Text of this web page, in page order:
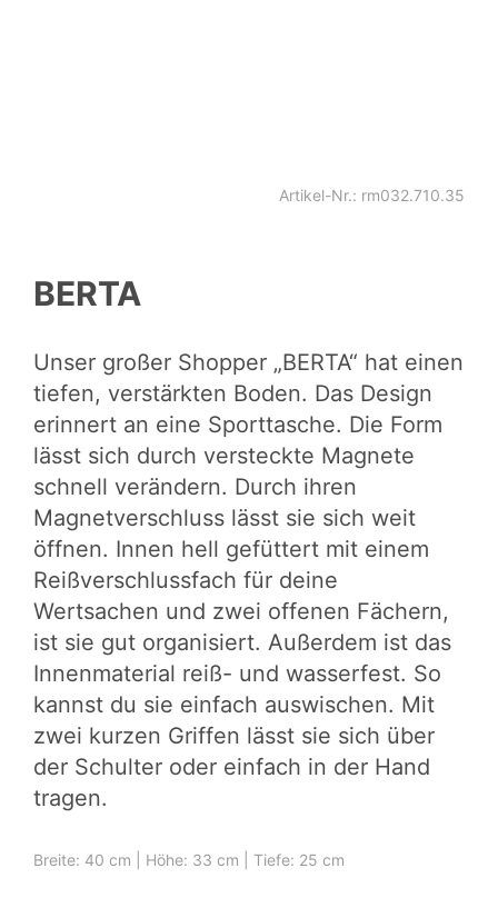
Artikel-Nr.: rm032.710.35
BERTA
Unser großer Shopper „BERTA“ hat einen
tiefen, verstärkten Boden. Das Design
erinnert an eine Sporttasche. Die Form
lässt sich durch versteckte Magnete
schnell verändern. Durch ihren
Magnetverschluss lässt sie sich weit
öffnen. Innen hell gefüttert mit einem
Reißverschlussfach für deine
Wertsachen und zwei offenen Fächern,
ist sie gut organisiert. Außerdem ist das
Innenmaterial reiß- und wasserfest. So
kannst du sie einfach auswischen. Mit
zwei kurzen Griffen lässt sie sich über
der Schulter oder einfach in der Hand
tragen.
Breite: 40 cm | Höhe: 33 cm | Tiefe: 25 cm